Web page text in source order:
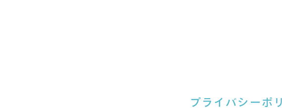
プライバシーポ